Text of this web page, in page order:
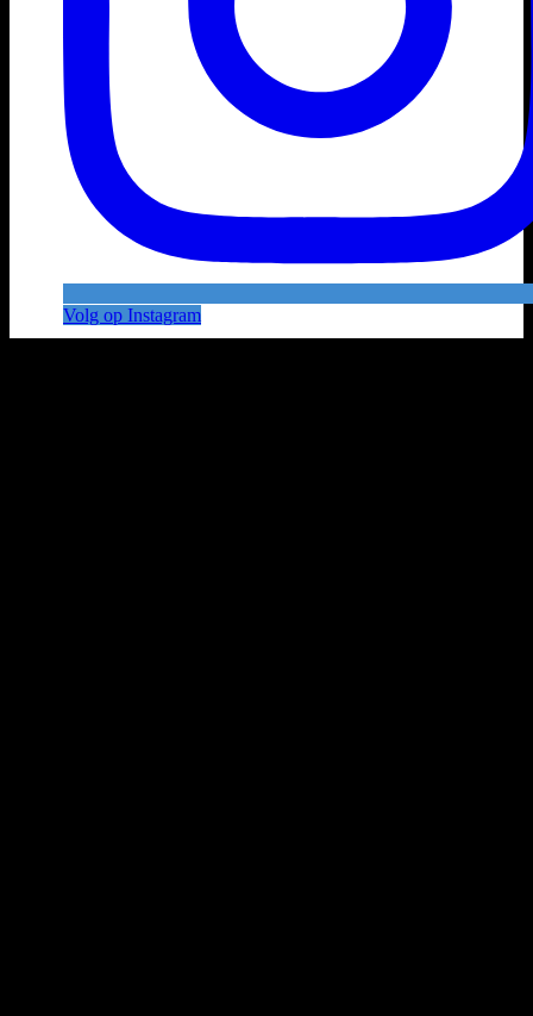
Volg op Instagram